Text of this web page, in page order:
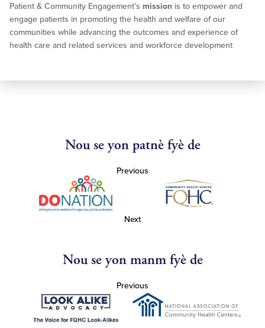
Patient & Community Engagement’s mission is to empower and
engage patients in promoting the health and welfare of our
communities while advancing the outcomes and experience of
health care and related services and workforce development
Nou se yon patnè fyè de
Previous
Next
Nou se yon manm fyè de
Previous